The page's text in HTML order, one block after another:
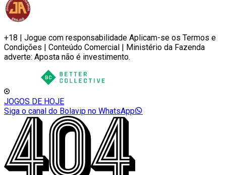
+18 | Jogue com responsabilidade Aplicam-se os Termos e
Condições | Conteúdo Comercial | Ministério da Fazenda
adverte: Aposta não é investimento.
JOGOS DE HOJE
Siga o canal do Bolavip no WhatsApp